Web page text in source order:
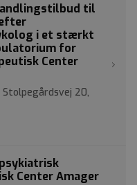
til
i et stærkt
for
Center
20,
Center Amager